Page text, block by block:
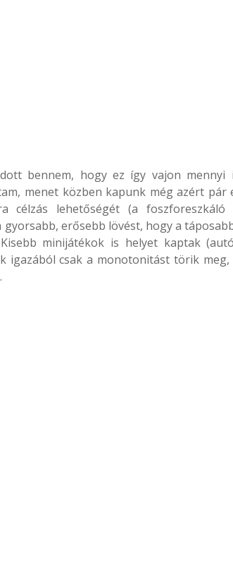
bennem, hogy ez így vajon mennyi
menet közben kapunk még azért pár
lehetőségét (a foszforeszkáló
erősebb lövést, hogy a
minijátékok is helyet kaptak
igazából csak a monotonitást törik